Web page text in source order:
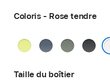
Coloris - Rose tendre
JauneBleu
Gris
Noir
Taille du boîtier